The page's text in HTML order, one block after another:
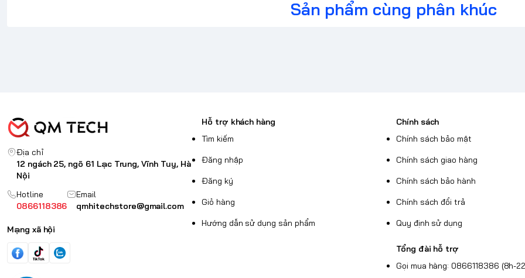
Trọng lượng siêu nhẹ chỉ 39g
Trải nghiệm cảm giác khi chơi game với dòng L7, nặng khoảng 39g. Thiết kế không lỗ giúp giảm trọng lượng và
tăng cường độ bền, đảm bảo cấu trúc chắc chắn có thể chịu được các phiên chơi game cường độ cao. Tận
Sản phẩm cùng phân khúc
Địa chỉ
12 ngách 25, ngõ 61 Lạc Trung, Vĩnh Tuy, Hà
Nội
Hotline
0866118386
Email
qmhitechstore@gmail.com
Mạng xã hội
Hỗ trợ khách hàng
Tìm kiếm
Đăng nhập
Đăng ký
Giỏ hàng
Hướng dẫn sử dụng sản phẩm
Chính sách
Chính sách bảo mật
Chính sách giao hàng
Chính sách bảo hành
Chính sách đổi trả
Quy định sử dụng
Tổng đài hỗ trợ
Gọi mua hàng: 0866118386 (8h-